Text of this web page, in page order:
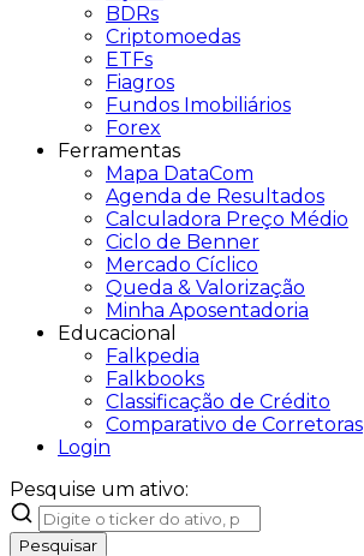
BDRs
Criptomoedas
ETFs
Fiagros
Fundos Imobiliários
Forex
Ferramentas
Mapa DataCom
Agenda de Resultados
Calculadora Preço Médio
Ciclo de Benner
Mercado Cíclico
Queda & Valorização
Minha Aposentadoria
Educacional
Falkpedia
Falkbooks
Classificação de Crédito
Comparativo de Corretoras
Login
Pesquise um ativo:
Pesquisar